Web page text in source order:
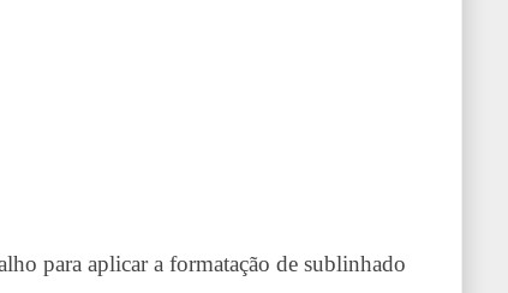
para aplicar a formatação de sublinhado